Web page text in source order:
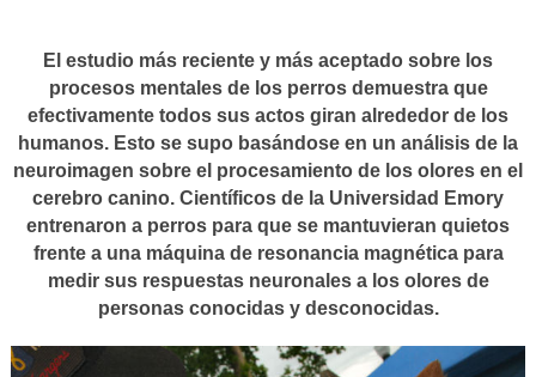
El estudio más reciente y más aceptado sobre los
procesos mentales de los perros demuestra que
efectivamente todos sus actos giran alrededor de los
humanos. Esto se supo basándose en un análisis de la
neuroimagen sobre el procesamiento de los olores en el
cerebro canino. Científicos de la Universidad Emory
entrenaron a perros para que se mantuvieran quietos
frente a una máquina de resonancia magnética para
medir sus respuestas neuronales a los olores de
personas conocidas y desconocidas.